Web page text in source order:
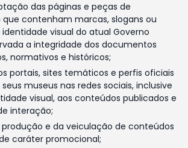
das páginas e peças de
contenham marcas, slogans ou
visual do atual Governo
a integridade dos documentos
normativos e históricos;
portais, sites temáticos e perfis oficiais
museus nas redes sociais, inclusive
visual, aos conteúdos publicados e
interação;
produção e da veiculação de conteúdos
caráter promocional;